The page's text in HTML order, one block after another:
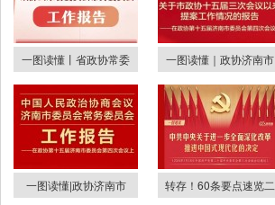
一图读懂丨省政协常委 一图读懂｜政协济南市
一图读懂|政协济南市 转存！60条要点速览二